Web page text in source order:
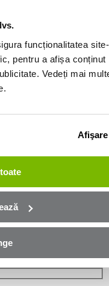
funcționalitatea
pentru a afișa conținut
Vedeți mai
Afişare
te de
Completează